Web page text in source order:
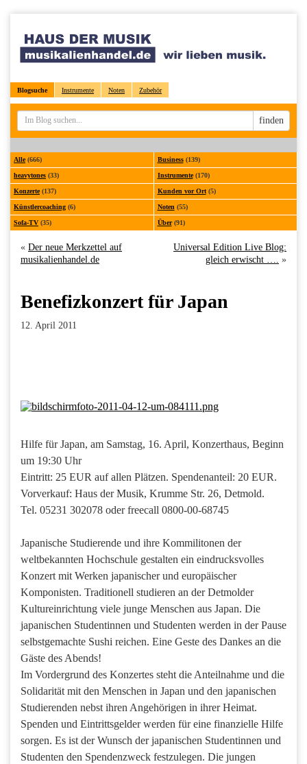
Blogsuche Instrumente Noten Zubehör
Sucheingabe
finden
Alle(666) Business(139)
heavytones (33) Instrumente(170)
Konzerte(137) Kunden vor Ort(5)
Künstlercoaching (6) Noten (55)
Sofa-TV (35) Über(91)
« Der neue Merkzettel auf
musikalienhandel.de
Universal Edition Live Blog:
gleich erwischt ….
»
Benefizkonzert für Japan
12. April 2011
Hilfe für Japan, am Samstag, 16. April, Konzerthaus, Beginn
um 19:30 Uhr
Eintritt: 25 EUR auf allen Plätzen. Spendenanteil: 20 EUR.
Vorverkauf: Haus der Musik, Krumme Str. 26, Detmold.
Tel. 05231 302078 oder freecall 0800-00-68745
Japanische Studierende und ihre Kommilitonen der
weltbekannten Hochschule gestalten ein eindrucksvolles
Konzert mit Werken japanischer und europäischer
Komponisten. Traditionell studieren an der Detmolder
Kultureinrichtung viele junge Menschen aus Japan. Die
japanischen Studentinnen und Studenten werden in der Pause
selbstgemachte Sushi reichen. Eine Geste des Dankes an die
Gäste des Abends!
Im Vordergrund des Konzertes steht die Anteilnahme und die
Solidarität mit den Menschen in Japan und den japanischen
Studierenden nebst ihren Angehörigen in ihrer Heimat.
Spenden und Eintrittsgelder werden für eine finanzielle Hilfe
sorgen. Es ist der Wunsch der japanischen Studentinnen und
Studenten den Spendenzweck festzulegen. Die jungen